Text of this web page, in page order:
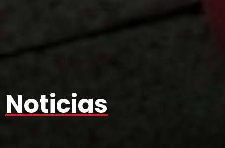
Noticias